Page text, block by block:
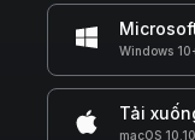
Windows
Tải
macOS